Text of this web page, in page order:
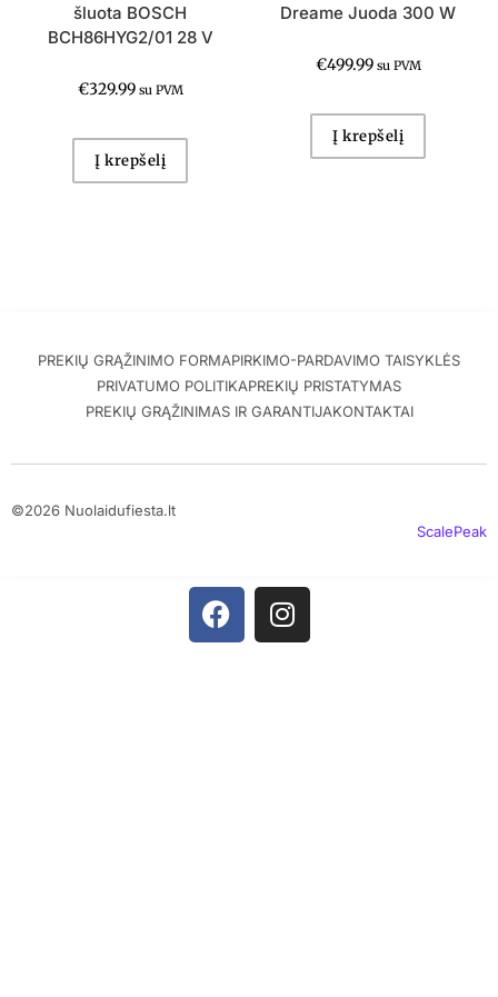
šluota BOSCH
BCH86HYG2/01 28 V
€329.99 su PVM
Į krepšelį
Dreame Juoda 300 W
€499.99 su PVM
Į krepšelį
PREKIŲ GRĄŽINIMO FORMAPIRKIMO-PARDAVIMO TAISYKLĖS
PRIVATUMO POLITIKAPREKIŲ PRISTATYMAS
PREKIŲ GRĄŽINIMAS IR GARANTIJAKONTAKTAI
©2026 Nuolaidufiesta.lt
ScalePeak